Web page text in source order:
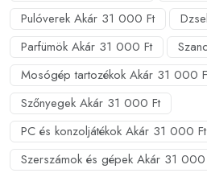
Pulóverek Akár 31 000 Ft
Parfümök Akár 31 000 Ft
Mosógép tartozékok Akár 31 000
Szőnyegek Akár 31 000 Ft
PC és konzoljátékok Akár 31 000 Ft
Szerszámok és gépek Akár 31 000